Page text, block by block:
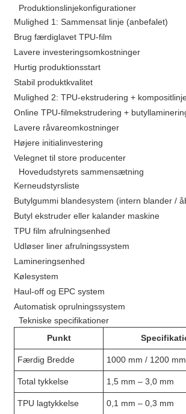
Produktionslinjekonfigurationer
Mulighed 1: Sammensat linje (anbefalet)
Brug færdiglavet TPU-film
Lavere investeringsomkostninger
Hurtig produktionsstart
Stabil produktkvalitet
Mulighed 2: TPU-ekstrudering +
Online TPU-filmekstrudering +
Lavere råvareomkostninger
Højere initialinvestering
Velegnet til store producenter
Hovedudstyrets sammensætning
Kerneudstyrsliste
Butylgummi blandesystem (intern blander /
Butyl ekstruder eller kalander maskine
TPU film afrulningsenhed
Udløser liner afrulningssystem
Lamineringsenhed
Kølesystem
Haul-off og EPC system
Automatisk oprulningssystem
Tekniske specifikationer
Punkt
Færdig Bredde 1000 mm / 1200
Total tykkelse 1,5 mm – 3,0 mm
TPU lagtykkelse 0,1 mm – 0,3 mm